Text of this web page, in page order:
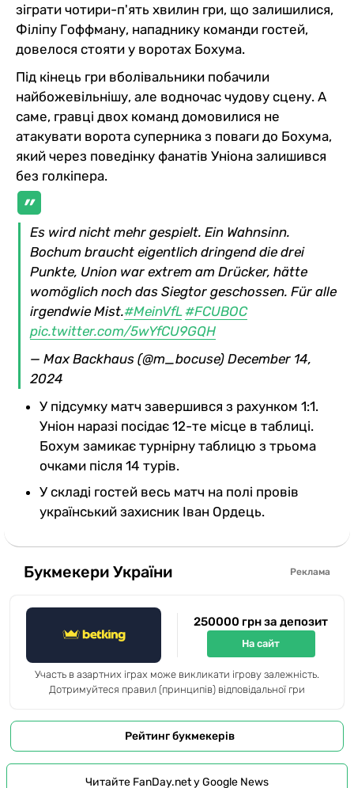
зіграти чотири-п'ять хвилин гри, що залишилися,
Філіпу Гоффману, нападнику команди гостей,
довелося стояти у воротах Бохума.
Під кінець гри вболівальники побачили
найбожевільнішу, але водночас чудову сцену. А
саме, гравці двох команд домовилися не
атакувати ворота суперника з поваги до Бохума,
який через поведінку фанатів Уніона залишився
без голкіпера.
Es wird nicht mehr gespielt. Ein Wahnsinn.
Bochum braucht eigentlich dringend die drei
Punkte, Union war extrem am Drücker, hätte
womöglich noch das Siegtor geschossen. Für alle
irgendwie Mist.#MeinVfL #FCUBOC
pic.twitter.com/5wYfCU9GQH
— Max Backhaus (@m_bocuse) December 14,
2024
У підсумку матч завершився з рахунком 1:1.
Уніон наразі посідає 12-те місце в таблиці.
Бохум замикає турнірну таблицю з трьома
очками після 14 турів.
У складі гостей весь матч на полі провів
український захисник Іван Ордець.
Букмекери України Реклама
250000 грн за депозит
На сайт
Участь в азартних іграх може викликати ігрову залежність.
Дотримуйтеся правил (принципів) відповідальної гри
Рейтинг букмекерів
Читайте FanDay.net у Google News